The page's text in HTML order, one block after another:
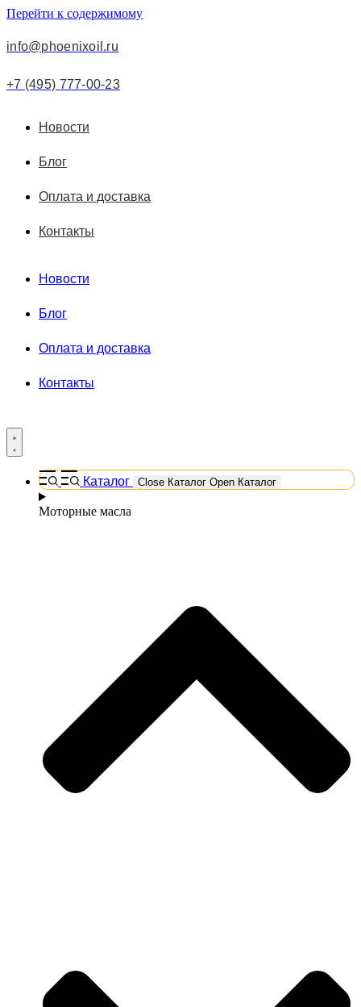
Перейти к содержимому
info@phoenixoil.ru
+7 (495) 777-00-23
Новости
Блог
Оплата и доставка
Контакты
Новости
Блог
Оплата и доставка
Контакты
Каталог Close Каталог Open Каталог
Моторные масла